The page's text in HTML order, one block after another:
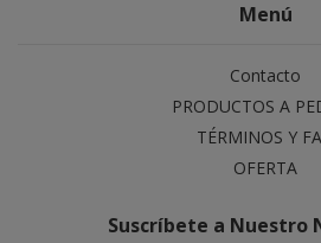
Menú
Contacto
PRODUCTOS A
TÉRMINOS Y
OFERTA
Suscríbete a Nuestro